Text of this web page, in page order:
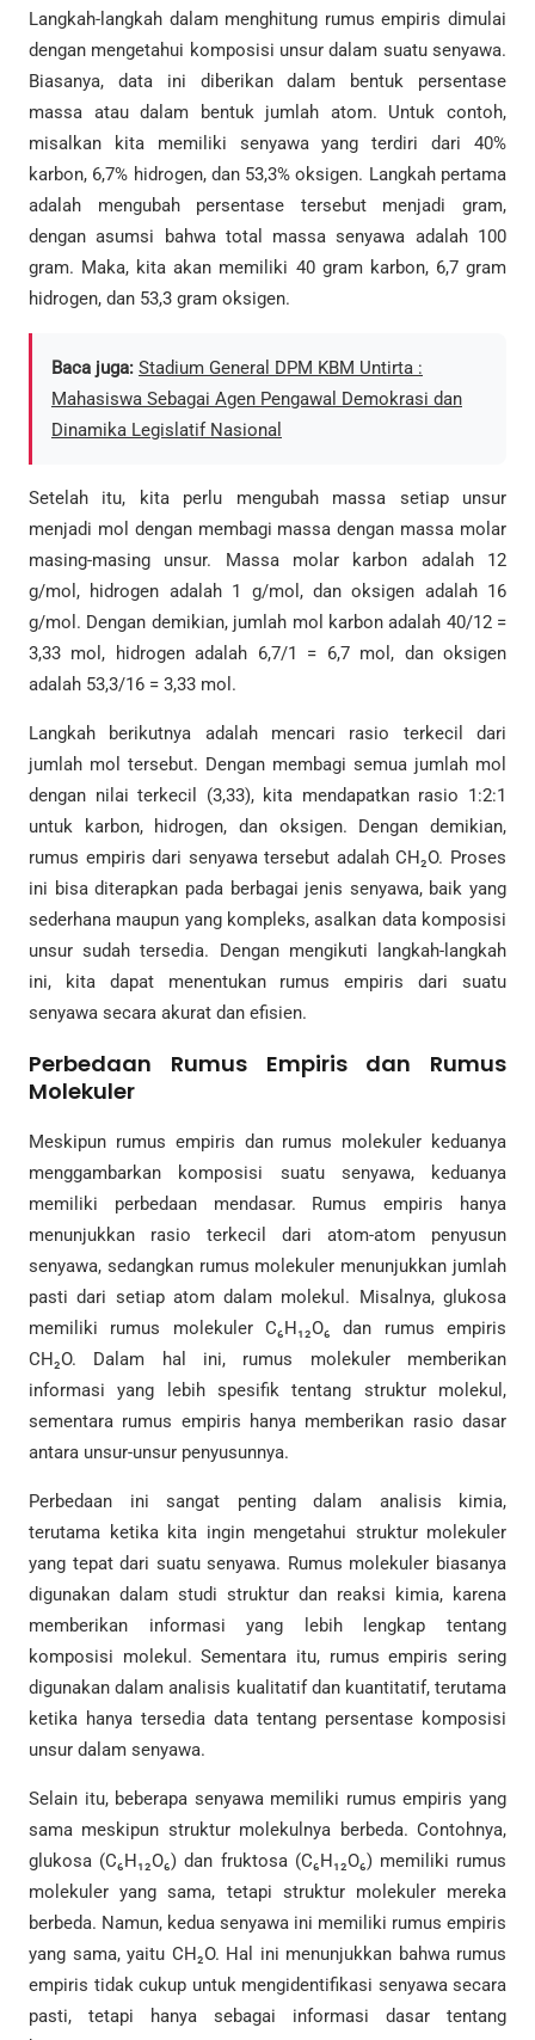
Langkah-langkah dalam menghitung rumus empiris dimulai
dengan mengetahui komposisi unsur dalam suatu senyawa.
Biasanya, data ini diberikan dalam bentuk persentase
massa atau dalam bentuk jumlah atom. Untuk contoh,
misalkan kita memiliki senyawa yang terdiri dari 40%
karbon, 6,7% hidrogen, dan 53,3% oksigen. Langkah pertama
adalah mengubah persentase tersebut menjadi gram,
dengan asumsi bahwa total massa senyawa adalah 100
gram. Maka, kita akan memiliki 40 gram karbon, 6,7 gram
hidrogen, dan 53,3 gram oksigen.
Baca juga: Stadium General DPM KBM Untirta :
Mahasiswa Sebagai Agen Pengawal Demokrasi dan
Dinamika Legislatif Nasional
Setelah itu, kita perlu mengubah massa setiap unsur
menjadi mol dengan membagi massa dengan massa molar
masing-masing unsur. Massa molar karbon adalah 12
g/mol, hidrogen adalah 1 g/mol, dan oksigen adalah 16
g/mol. Dengan demikian, jumlah mol karbon adalah 40/12 =
3,33 mol, hidrogen adalah 6,7/1 = 6,7 mol, dan oksigen
adalah 53,3/16 = 3,33 mol.
Langkah berikutnya adalah mencari rasio terkecil dari
jumlah mol tersebut. Dengan membagi semua jumlah mol
dengan nilai terkecil (3,33), kita mendapatkan rasio 1:2:1
untuk karbon, hidrogen, dan oksigen. Dengan demikian,
rumus empiris dari senyawa tersebut adalah CH₂O. Proses
ini bisa diterapkan pada berbagai jenis senyawa, baik yang
sederhana maupun yang kompleks, asalkan data komposisi
unsur sudah tersedia. Dengan mengikuti langkah-langkah
ini, kita dapat menentukan rumus empiris dari suatu
senyawa secara akurat dan efisien.
Perbedaan Rumus Empiris dan Rumus
Molekuler
Meskipun rumus empiris dan rumus molekuler keduanya
menggambarkan komposisi suatu senyawa, keduanya
memiliki perbedaan mendasar. Rumus empiris hanya
menunjukkan rasio terkecil dari atom-atom penyusun
senyawa, sedangkan rumus molekuler menunjukkan jumlah
pasti dari setiap atom dalam molekul. Misalnya, glukosa
memiliki rumus molekuler C₆H₁₂O₆ dan rumus empiris
CH₂O. Dalam hal ini, rumus molekuler memberikan
informasi yang lebih spesifik tentang struktur molekul,
sementara rumus empiris hanya memberikan rasio dasar
antara unsur-unsur penyusunnya.
Perbedaan ini sangat penting dalam analisis kimia,
terutama ketika kita ingin mengetahui struktur molekuler
yang tepat dari suatu senyawa. Rumus molekuler biasanya
digunakan dalam studi struktur dan reaksi kimia, karena
memberikan informasi yang lebih lengkap tentang
komposisi molekul. Sementara itu, rumus empiris sering
digunakan dalam analisis kualitatif dan kuantitatif, terutama
ketika hanya tersedia data tentang persentase komposisi
unsur dalam senyawa.
Selain itu, beberapa senyawa memiliki rumus empiris yang
sama meskipun struktur molekulnya berbeda. Contohnya,
glukosa (C₆H₁₂O₆) dan fruktosa (C₆H₁₂O₆) memiliki rumus
molekuler yang sama, tetapi struktur molekuler mereka
berbeda. Namun, kedua senyawa ini memiliki rumus empiris
yang sama, yaitu CH₂O. Hal ini menunjukkan bahwa rumus
empiris tidak cukup untuk mengidentifikasi senyawa secara
pasti, tetapi hanya sebagai informasi dasar tentang